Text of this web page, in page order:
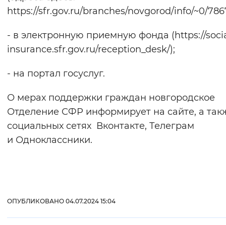
https://sfr.gov.ru/branches/novgorod/info/~0/
- в электронную приемную фонда (https://
insurance.sfr.gov.ru/reception_desk/);
- на портал госуслуг.
О мерах поддержки граждан новгородское
Отделение СФР информирует на сайте, а
социальных сетях Вконтакте, Телеграм
и Одноклассники.
ОПУБЛИКОВАНО 04.07.2024 15:04